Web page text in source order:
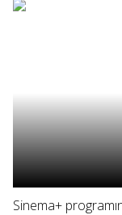
Sinema+